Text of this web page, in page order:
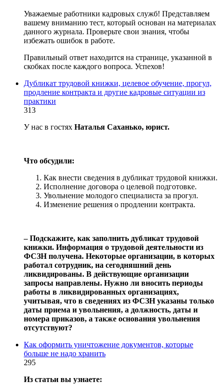
Уважаемые работники кадровых служб! Представляем
вашему вниманию тест, который основан на материалах
данного журнала. Проверьте свои знания, чтобы
избежать ошибок в работе.
Правильный ответ находится на странице, указанной в
скобках после каждого вопроса. Успехов!
Дубликат трудовой книжки, целевое обучение, прогул,
продление контракта и другие кадровые ситуации из
практики
313
У нас в гостях Наталья Саханько, юрист.
Что обсудили:
Как внести сведения в дубликат трудовой книжки.
Исполнение договора о целевой подготовке.
Увольнение молодого специалиста за прогул.
Изменение решения о продлении контракта.
‒ Подскажите, как заполнить дубликат трудовой
книжки. Информация о трудовой деятельности из
ФСЗН получена. Некоторые организации, в которых
работал сотрудник, на сегодняшний день
ликвидированы. В действующие организации
запросы направлены. Нужно ли вносить периоды
работы в ликвидированных организациях,
учитывая, что в сведениях из ФСЗН указаны только
даты приема и увольнения, а должность, даты и
номера приказов, а также основания увольнения
отсутствуют?
Как оформить уничтожение документов, которые
больше не надо хранить
295
Из статьи вы узнаете: